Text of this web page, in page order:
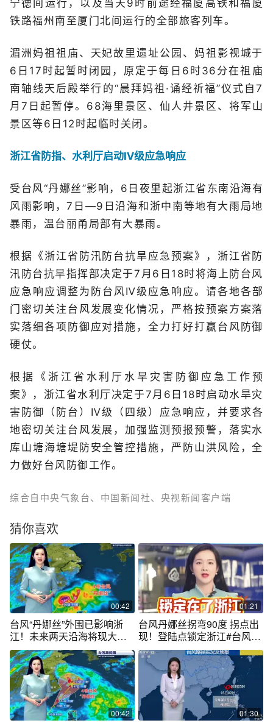
宁德间运行，以及当天9时前途经福厦高铁和福厦
铁路福州南至厦门北间运行的全部旅客列车。
湄洲妈祖祖庙、天妃故里遗址公园、妈祖影视城于
6日17时起暂时闭园，原定于每日6时36分在祖庙
南轴线天后殿举行的“晨拜妈祖·诵经祈福”仪式自7
月7日起暂停。68海里景区、仙人井景区、将军山
景区等6日12时起临时关闭。
浙江省防指、水利厅启动Ⅳ级应急响应
受台风“丹娜丝”影响，6日夜里起浙江省东南沿海有
风雨影响，7日—9日沿海和浙中南等地有大雨局地
暴雨，温台丽甬局部有大暴雨。
根据《浙江省防汛防台抗旱应急预案》，浙江省防
汛防台抗旱指挥部决定于7月6日18时将海上防台风
应急响应调整为防台风Ⅳ级应急响应。请各地各部
门密切关注台风发展变化情况，严格按预案方案落
实落细各项防御应对措施，全力打好打赢台风防御
硬仗。
根据《浙江省水利厅水旱灾害防御应急工作预
案》，浙江省水利厅决定于7月6日18时启动水旱灾
害防御（防台）Ⅳ级（四级）应急响应，并要求各
地密切关注台风发展，加强监测预报预警，落实水
库山塘海塘堤防安全管控措施，严防山洪风险，全
力做好台风防御工作。
综合自中央气象台、中国新闻社、央视新闻客户端
猜你喜欢
00:42
台风“丹娜丝”外围已影响浙
江！未来两天沿海将现大暴
雨
01:21
台风丹娜丝拐弯90度 拐点出
现！登陆点锁定浙江#台风丹
娜丝 #台风丹娜丝90度拐弯#
台风丹娜丝最新路径#高温#
台风丹娜丝登陆地锁定浙江
00:42 01:30